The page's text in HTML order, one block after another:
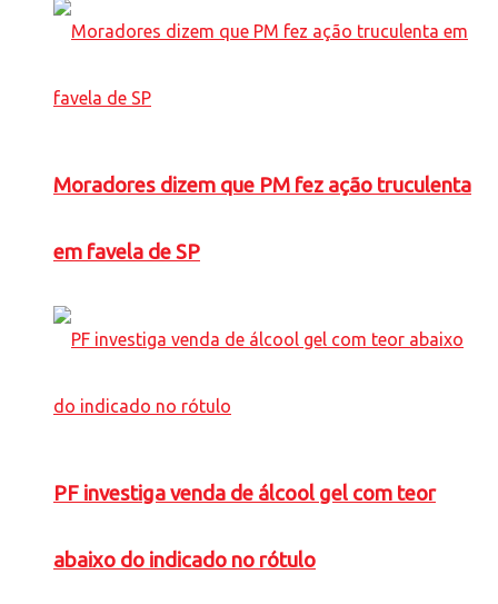
Moradores dizem que PM fez ação truculenta
em favela de SP
PF investiga venda de álcool gel com teor
abaixo do indicado no rótulo